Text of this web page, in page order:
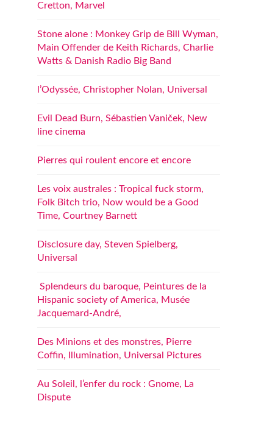
Cretton, Marvel
Stone alone : Monkey Grip de Bill Wyman,
Main Offender de Keith Richards, Charlie
Watts & Danish Radio Big Band
l’Odyssée, Christopher Nolan, Universal
Evil Dead Burn, Sébastien Vaniček, New
line cinema
Pierres qui roulent encore et encore
Les voix australes : Tropical fuck storm,
Folk Bitch trio, Now would be a Good
Time, Courtney Barnett
Disclosure day, Steven Spielberg,
Universal
Splendeurs du baroque, Peintures de la
Hispanic society of America, Musée
Jacquemard-André,
Des Minions et des monstres, Pierre
Coffin, Illumination, Universal Pictures
Au Soleil, l’enfer du rock : Gnome, La
Dispute